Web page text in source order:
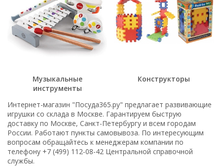
Музыкальные
инструменты
Конструкторы
Интернет-магазин "Посуда365.ру" предлагает развивающие
игрушки со склада в Москве. Гарантируем быструю
доставку по Москве, Санкт-Петербургу и всем городам
России. Работают пункты самовывоза. По интересующим
вопросам обращайтесь к менеджерам компании по
телефону +7 (499) 112-08-42 Центральной справочной
службы.